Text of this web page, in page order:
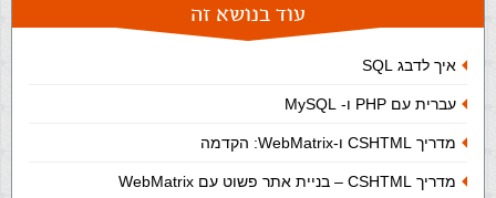
עוד בנושא זה
איך לדבג SQL
עברית עם PHP ו- MySQL
מדריך CSHTML ו-WebMatrix: הקדמה
מדריך CSHTML – בניית אתר פשוט עם WebMatrix